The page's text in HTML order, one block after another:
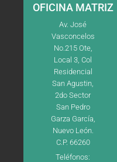
OFICINA MATRIZ
Av. José
Vasconcelos
No.215 Ote,
Local 3, Col
Residencial
San Agustin,
2do Sector
San Pedro
Garza García,
Nuevo León.
C.P. 66260
Teléfonos: